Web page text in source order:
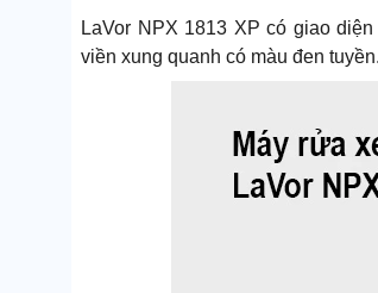
LaVor NPX 1813 XP có giao
viền xung quanh có màu đen tuyền.